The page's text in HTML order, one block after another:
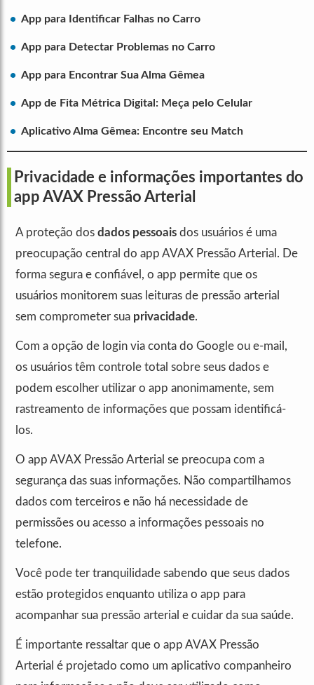
App para Identificar Falhas no Carro
App para Detectar Problemas no Carro
App para Encontrar Sua Alma Gêmea
App de Fita Métrica Digital: Meça pelo Celular
Aplicativo Alma Gêmea: Encontre seu Match
Privacidade e informações importantes do
app AVAX Pressão Arterial
A proteção dos dados pessoais dos usuários é uma
preocupação central do app AVAX Pressão Arterial. De
forma segura e confiável, o app permite que os
usuários monitorem suas leituras de pressão arterial
sem comprometer sua privacidade.
Com a opção de login via conta do Google ou e-mail,
os usuários têm controle total sobre seus dados e
podem escolher utilizar o app anonimamente, sem
rastreamento de informações que possam identificá-
los.
O app AVAX Pressão Arterial se preocupa com a
segurança das suas informações. Não compartilhamos
dados com terceiros e não há necessidade de
permissões ou acesso a informações pessoais no
telefone.
Você pode ter tranquilidade sabendo que seus dados
estão protegidos enquanto utiliza o app para
acompanhar sua pressão arterial e cuidar da sua saúde.
É importante ressaltar que o app AVAX Pressão
Arterial é projetado como um aplicativo companheiro